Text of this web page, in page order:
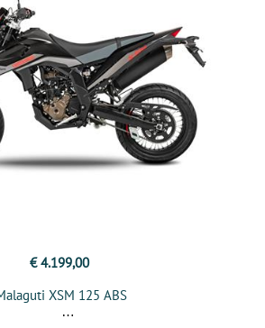
€ 4.199,00
XSM 125 ABS